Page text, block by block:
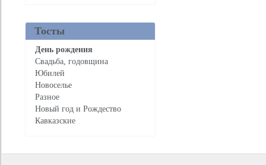
Тосты
День рождения
Свадьба, годовщина
Юбилей
Новоселье
Разное
Новый год и Рождество
Кавказские